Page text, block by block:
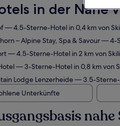
in der Nähe
— 4.5-Sterne-Hotel in 0,4 km von
– Alpine Stay, Spa & Savour— 4-
— 4.5-Sterne-Hotel in 2 km von
— 3-Sterne-Hotel in 0,8 km von
Lodge Lenzerheide— 3.5-Sterne-
Unterkünfte